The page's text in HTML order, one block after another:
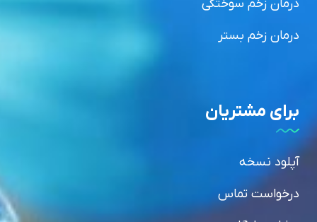
درمان زخم سوختگی
درمان زخم بستر
برای مشتریان
آپلود نسخه
درخواست تماس